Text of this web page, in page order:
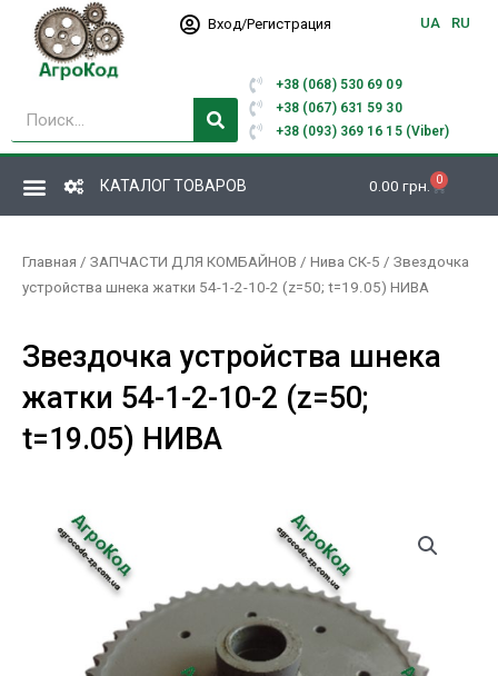
Перейти
содержимому
Вход/Регистрация UA RU
Поиск
+38 (068) 530 69 09
+38 (067) 631 59 30
+38 (093) 369 16 15 (Viber)
КАТАЛОГ ТОВАРОВ 0.00 грн. 0
Корзина
Главная / ЗАПЧАСТИ ДЛЯ КОМБАЙНОВ / Нива СК-5 / Звездочка
устройства шнека жатки 54-1-2-10-2 (z=50; t=19.05) НИВА
Звездочка устройства шнека
жатки 54-1-2-10-2 (z=50;
t=19.05) НИВА